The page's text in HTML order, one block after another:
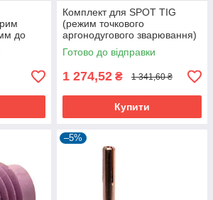
до
Комплект для SPOT TIG
(режим точкового
аргонодугового зварювання)
до пальників WP-18
Готово до відправки
1 274,52 ₴ 1 341,60 ₴
Купити
–5%